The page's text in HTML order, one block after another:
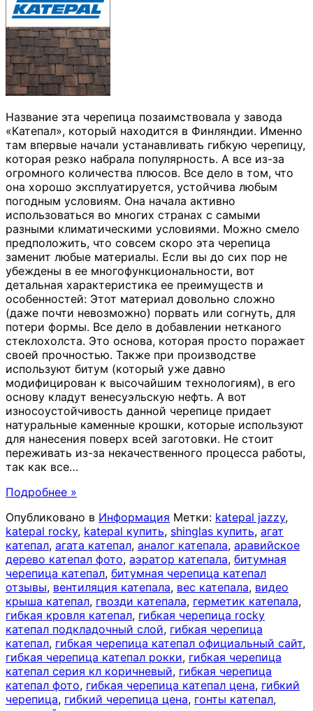
Название эта черепица позаимствовала у завода
«Катепал», который находится в Финляндии. Именно
там впервые начали устанавливать гибкую черепицу,
которая резко набрала популярность. А все из-за
огромного количества плюсов. Все дело в том, что
она хорошо эксплуатируется, устойчива любым
погодным условиям. Она начала активно
использоваться во многих странах с самыми
разными климатическими условиями. Можно смело
предположить, что совсем скоро эта черепица
заменит любые материалы. Если вы до сих пор не
убеждены в ее многофункциональности, вот
детальная характеристика ее преимуществ и
особенностей: Этот материал довольно сложно
(даже почти невозможно) порвать или согнуть, для
потери формы. Все дело в добавлении нетканого
стеклохолста. Это основа, которая просто поражает
своей прочностью. Также при производстве
используют битум (который уже давно
модифицирован к высочайшим технологиям), в его
основу кладут венесуэльскую нефть. А вот
износоустойчивость данной черепице придает
натуральные каменные крошки, которые используют
для нанесения поверх всей заготовки. Не стоит
переживать из-за некачественного процесса работы,
так как все…
Подробнее »
Опубликовано в Информация Метки: katepal jazzy,
katepal rocky, katepal купить, shinglas купить, агат
катепал, агата катепал, аналог катепала, аравийское
дерево катепал фото, аэратор катепала, битумная
черепица катепал, битумная черепица катепал
отзывы, вентиляция катепала, вес катепала, видео
крыша катепал, гвозди катепала, герметик катепала,
гибкая кровля катепал, гибкая черепица rocky
катепал подкладочный слой, гибкая черепица
катепал, гибкая черепица катепал официальный сайт,
гибкая черепица катепал рокки, гибкая черепица
катепал серия кл коричневый, гибкая черепица
катепал фото, гибкая черепица катепал цена, гибкий
черепица, гибкий черепица цена, гонты катепал,